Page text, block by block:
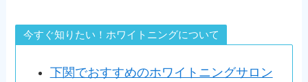
今すぐ知りたい！ホワイトニングについて
下関でおすすめのホワイトニングサロン